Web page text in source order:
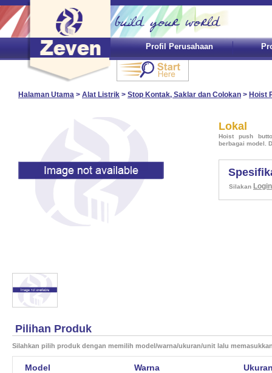
Profil Perusahaan
Halaman Utama > Alat Listrik > Stop Kontak, Saklar dan Colokan > Hoist
Lokal
Hoist push
berbagai model.
Silakan Login
Pilihan Produk
Silahkan pilih produk dengan memilih model/warna/ukuran/unit lalu
Model Warna